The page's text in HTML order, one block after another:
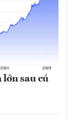
lớn sau cú